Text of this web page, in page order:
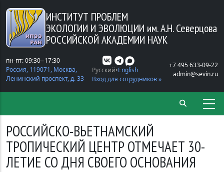
Перейти к основному содержанию
ИНСТИТУТ ПРОБЛЕМ
ЭКОЛОГИИ И ЭВОЛЮЦИИ им. А.Н. Северцова
РОССИЙСКОЙ АКАДЕМИИ НАУК
пн-пт: 09:30−17:30
Россия, 119071, Москва,
Ленинский проспект, д. 33
Русский English
Вход для сотрудников »
+7 495 633-09-22
admin@sevin.ru
РОССИЙСКО-ВЬЕТНАМСКИЙ
ТРОПИЧЕСКИЙ ЦЕНТР ОТМЕЧАЕТ 30-
ЛЕТИЕ СО ДНЯ СВОЕГО ОСНОВАНИЯ